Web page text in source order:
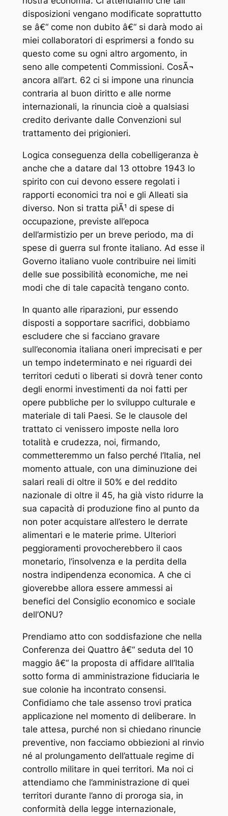
disposizioni vengano modificate soprattutto
se â€“ come non dubito â€“ si darà modo ai
miei collaboratori di esprimersi a fondo su
questo come su ogni altro argomento, in
seno alle competenti Commissioni. CosÃ¬
ancora all’art. 62 ci si impone una rinuncia
contraria al buon diritto e alle norme
internazionali, la rinuncia cioè a qualsiasi
credito derivante dalle Convenzioni sul
trattamento dei prigionieri.
Logica conseguenza della cobelligeranza è
anche che a datare dal 13 ottobre 1943 lo
spirito con cui devono essere regolati i
rapporti economici tra noi e gli Alleati sia
diverso. Non si tratta piÃ¹ di spese di
occupazione, previste all’epoca
dell’armistizio per un breve periodo, ma di
spese di guerra sul fronte italiano. Ad esse il
Governo italiano vuole contribuire nei limiti
delle sue possibilità economiche, me nei
modi che di tale capacità tengano conto.
In quanto alle riparazioni, pur essendo
disposti a sopportare sacrifici, dobbiamo
escludere che si facciano gravare
sull’economia italiana oneri imprecisati e per
un tempo indeterminato e nei riguardi dei
territori ceduti o liberati si dovrà tener conto
degli enormi investimenti da noi fatti per
opere pubbliche per lo sviluppo culturale e
materiale di tali Paesi. Se le clausole del
trattato ci venissero imposte nella loro
totalità e crudezza, noi, firmando,
commetteremmo un falso perché l’Italia, nel
momento attuale, con una diminuzione dei
salari reali di oltre il 50% e del reddito
nazionale di oltre il 45, ha già visto ridurre la
sua capacità di produzione fino al punto da
non poter acquistare all’estero le derrate
alimentari e le materie prime. Ulteriori
peggioramenti provocherebbero il caos
monetario, l’insolvenza e la perdita della
nostra indipendenza economica. A che ci
gioverebbe allora essere ammessi ai
benefici del Consiglio economico e sociale
dell’ONU?
Prendiamo atto con soddisfazione che nella
Conferenza dei Quattro â€“ seduta del 10
maggio â€“ la proposta di affidare all’Italia
sotto forma di amministrazione fiduciaria le
sue colonie ha incontrato consensi.
Confidiamo che tale assenso trovi pratica
applicazione nel momento di deliberare. In
tale attesa, purché non si chiedano rinuncie
preventive, non facciamo obbiezioni al rinvio
né al prolungamento dell’attuale regime di
controllo militare in quei territori. Ma noi ci
attendiamo che l’amministrazione di quei
territori durante l’anno di proroga sia, in
conformità della legge internazionale,